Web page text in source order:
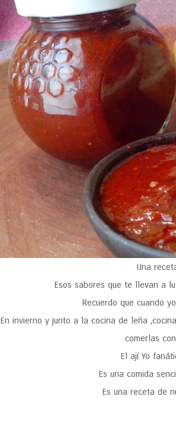
Una
Esos sabores que te llevan a
Recuerdo que cuando
En invierno y junto a la cocina de leña
comerlas
El ají Yo
Es una comida
Es una receta de